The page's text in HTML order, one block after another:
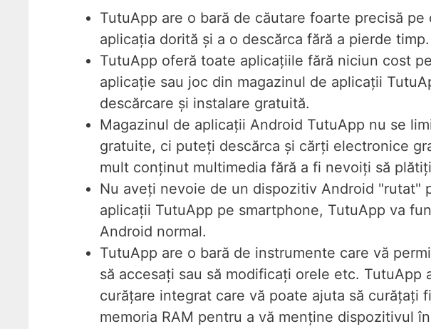
TutuApp are o bară de căutare foarte precisă
aplicația dorită și a o descărca fără a pierde timp.
TutuApp oferă toate aplicațiile fără niciun cost
aplicație sau joc din magazinul de aplicații
descărcare și instalare gratuită.
Magazinul de aplicații Android TutuApp nu se
gratuite, ci puteți descărca și cărți electronice
mult conținut multimedia fără a fi nevoiți să
Nu aveți nevoie de un dispozitiv Android "rutat"
aplicații TutuApp pe smartphone, TutuApp va
Android normal.
TutuApp are o bară de instrumente care vă
să accesați sau să modificați orele etc. TutuApp
curățare integrat care vă poate ajuta să curățați
memoria RAM pentru a vă menține dispozitivul